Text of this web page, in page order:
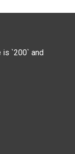
is `200` and